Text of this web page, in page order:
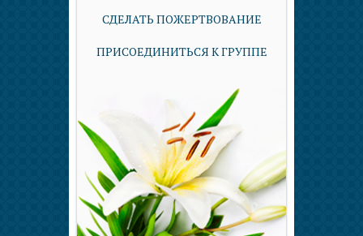
СДЕЛАТЬ ПОЖЕРТВОВАНИЕ
ПРИСОЕДИНИТЬСЯ К ГРУППЕ